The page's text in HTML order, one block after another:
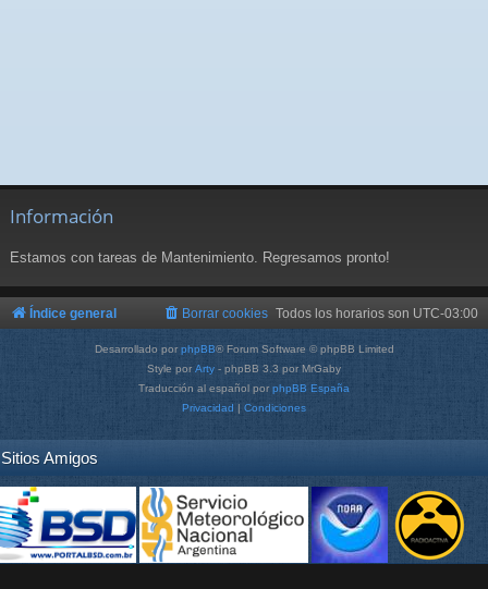
Información
Estamos con tareas de Mantenimiento. Regresamos pronto!
Índice general Todos los horarios son UTC-03:00
Borrar cookies
Desarrollado por phpBB® Forum Software © phpBB Limited
Style por Arty - phpBB 3.3 por MrGaby
Traducción al español por phpBB España
Privacidad | Condiciones
Sitios Amigos